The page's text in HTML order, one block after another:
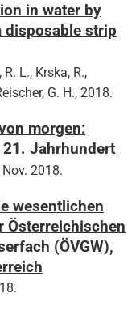
in water by
disposable strip
L., Krska, R.,
G. H., 2018.
morgen:
Jahrhundert
Nov. 2018.
wesentlichen
Österreichischen
(ÖVGW),